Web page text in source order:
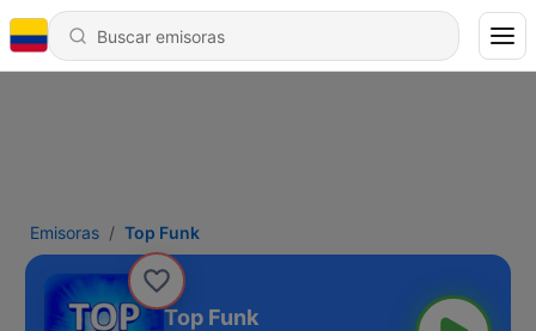
Emisoras Top Funk
Top Funk